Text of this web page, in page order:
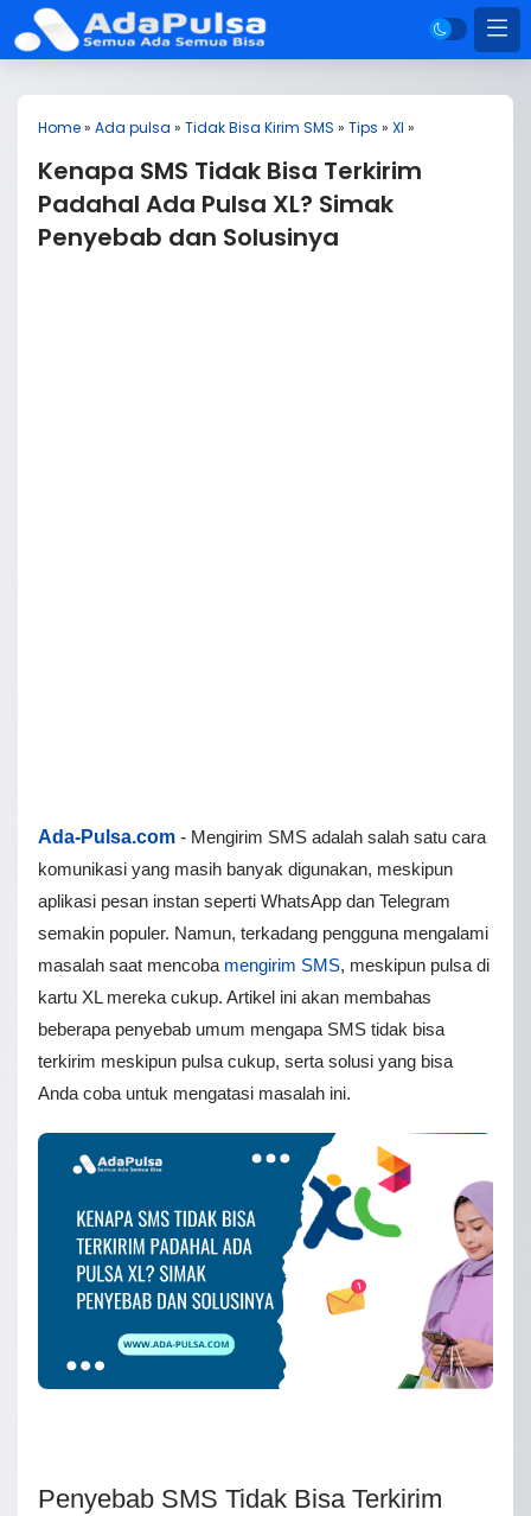
Home» Ada pulsa » Tidak Bisa Kirim SMS » Tips » Xl »
Kenapa SMS Tidak Bisa Terkirim
Padahal Ada Pulsa XL? Simak
Penyebab dan Solusinya
Ada-Pulsa.com - Mengirim SMS adalah salah satu cara
komunikasi yang masih banyak digunakan, meskipun
aplikasi pesan instan seperti WhatsApp dan Telegram
semakin populer. Namun, terkadang pengguna mengalami
masalah saat mencoba mengirim SMS, meskipun pulsa di
kartu XL mereka cukup. Artikel ini akan membahas
beberapa penyebab umum mengapa SMS tidak bisa
terkirim meskipun pulsa cukup, serta solusi yang bisa
Anda coba untuk mengatasi masalah ini.
Penyebab SMS Tidak Bisa Terkirim